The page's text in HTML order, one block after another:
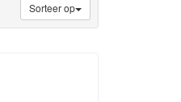
Sorteer op